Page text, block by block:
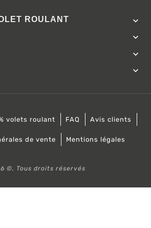
ROULANT 



volets roulant FAQ Avis clients
de vente Mentions légales
©, Tous droits réservés